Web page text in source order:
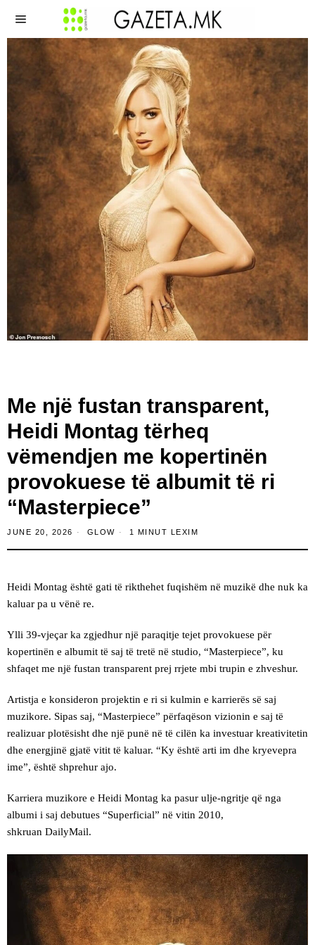
Me një fustan transparent,
Heidi Montag tërheq
vëmendjen me kopertinën
provokuese të albumit të ri
“Masterpiece”
JUNE 20, 2026 GLOW 1 MINUT LEXIM
Heidi Montag është gati të rikthehet fuqishëm në muzikë dhe nuk ka
kaluar pa u vënë re.
Ylli 39-vjeçar ka zgjedhur një paraqitje tejet provokuese për
kopertinën e albumit të saj të tretë në studio, “Masterpiece”, ku
shfaqet me një fustan transparent prej rrjete mbi trupin e zhveshur.
Artistja e konsideron projektin e ri si kulmin e karrierës së saj
muzikore. Sipas saj, “Masterpiece” përfaqëson vizionin e saj të
realizuar plotësisht dhe një punë në të cilën ka investuar kreativitetin
dhe energjinë gjatë vitit të kaluar. “Ky është arti im dhe kryevepra
ime”, është shprehur ajo.
Karriera muzikore e Heidi Montag ka pasur ulje-ngritje që nga
albumi i saj debutues “Superficial” në vitin 2010,
shkruan DailyMail.